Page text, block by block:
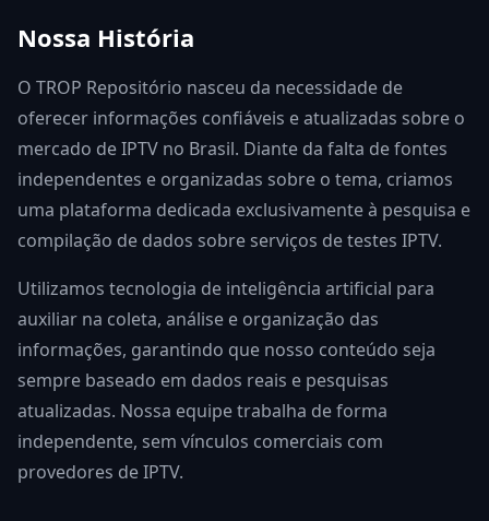
Nossa História
O TROP Repositório nasceu da necessidade de
oferecer informações confiáveis e atualizadas sobre o
mercado de IPTV no Brasil. Diante da falta de fontes
independentes e organizadas sobre o tema, criamos
uma plataforma dedicada exclusivamente à pesquisa e
compilação de dados sobre serviços de testes IPTV.
Utilizamos tecnologia de inteligência artificial para
auxiliar na coleta, análise e organização das
informações, garantindo que nosso conteúdo seja
sempre baseado em dados reais e pesquisas
atualizadas. Nossa equipe trabalha de forma
independente, sem vínculos comerciais com
provedores de IPTV.